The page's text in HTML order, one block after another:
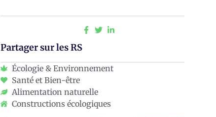
Partager sur les RS
Écologie & Environnement
Santé et Bien-être
Alimentation naturelle
Constructions écologiques